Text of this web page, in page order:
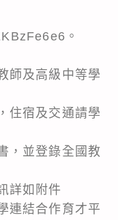
。
師及高級中等學
住宿及交通請學
，並登錄全國教
詳如附件
連結合作育才平